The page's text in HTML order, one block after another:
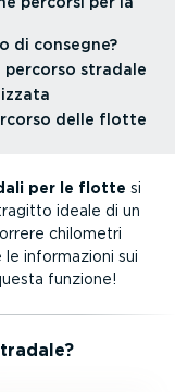
di consegne?
stradale
delle flotte
per le flotte si
ideale di un
chilometri
infor­ma­zioni sui
funzione!